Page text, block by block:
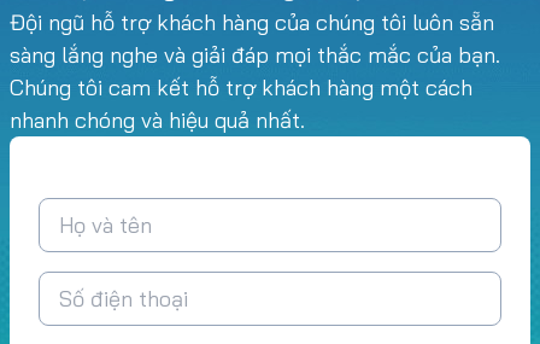
Đội ngũ hỗ trợ khách hàng của chúng tôi luôn sẵn
sàng lắng nghe và giải đáp mọi thắc mắc của bạn.
Chúng tôi cam kết hỗ trợ khách hàng một cách
nhanh chóng và hiệu quả nhất.